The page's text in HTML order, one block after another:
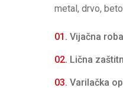
metal, drvo,
01. Vijačna roba
02. Lična
03. Varilačka